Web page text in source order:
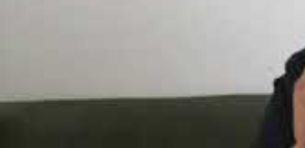
Bei der Bologna Erklärung und dem EHR
in dem sie sich dazu bereit erklären, ihre
Gleichzeitig steigern die europäischen –